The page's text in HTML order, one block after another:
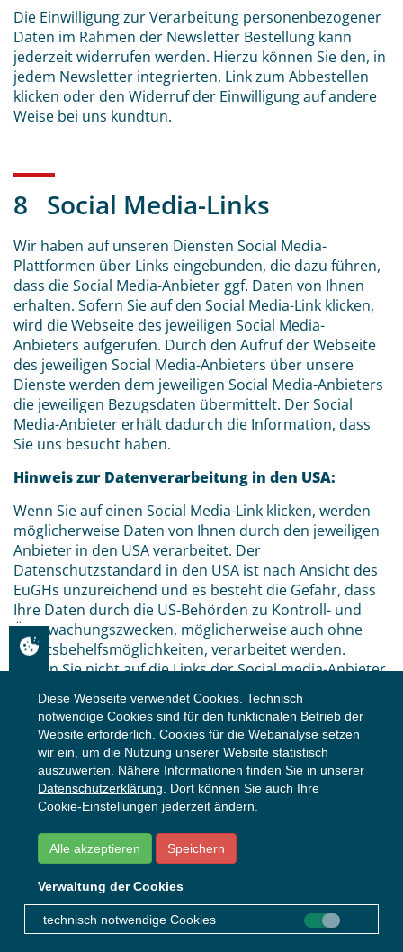
Die Einwilligung zur Verarbeitung personenbezogener
Daten im Rahmen der Newsletter Bestellung kann
jederzeit widerrufen werden. Hierzu können Sie den, in
jedem Newsletter integrierten, Link zum Abbestellen
klicken oder den Widerruf der Einwilligung auf andere
Weise bei uns kundtun.
8 Social Media-Links
Wir haben auf unseren Diensten Social Media-
Plattformen über Links eingebunden, die dazu führen,
dass die Social Media-Anbieter ggf. Daten von Ihnen
erhalten. Sofern Sie auf den Social Media-Link klicken,
wird die Webseite des jeweiligen Social Media-
Anbieters aufgerufen. Durch den Aufruf der Webseite
des jeweiligen Social Media-Anbieters über unsere
Dienste werden dem jeweiligen Social Media-Anbieters
die jeweiligen Bezugsdaten übermittelt. Der Social
Media-Anbieter erhält dadurch die Information, dass
Sie uns besucht haben.
Hinweis zur Datenverarbeitung in den USA:
Wenn Sie auf einen Social Media-Link klicken, werden
möglicherweise Daten von Ihnen durch den jeweiligen
Anbieter in den USA verarbeitet. Der
Datenschutzstandard in den USA ist nach Ansicht des
EuGHs unzureichend und es besteht die Gefahr, dass
Ihre Daten durch die US-Behörden zu Kontroll- und
Überwachungszwecken, möglicherweise auch ohne
Rechtsbehelfsmöglichkeiten, verarbeitet werden.
Sofern Sie nicht auf die Links der Social media-Anbieter
klicken, findet eine Datenübermittlung nicht statt.
Weitere Informationen zur Datenverarbeitung durch
die Social Media-Anbieter finden Sie hier:
YouTube:
https://www.google.de/intl/de/policies/
9 Tracker und Analysetools
Zur stetigen Verbesserung unseres Webseiten-
Angebots nutzen wir folgende Analysetools. Welche
Diese Webseite verwendet Cookies. Technisch
notwendige Cookies sind für den funktionalen Betrieb der
Website erforderlich. Cookies für die Webanalyse setzen
wir ein, um die Nutzung unserer Website statistisch
auszuwerten. Nähere Informationen finden Sie in unserer
Datenschutzerklärung . Dort können Sie auch Ihre
Cookie-Einstellungen jederzeit ändern.
Alle akzeptieren Speichern
Verwaltung der Cookies
technisch notwendige Cookies